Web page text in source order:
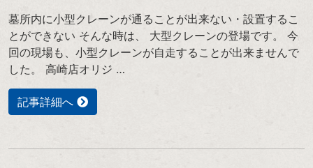
墓所内に小型クレーンが通ることが出来ない・設置するこ
とができない そんな時は、 大型クレーンの登場です。 今
回の現場も、小型クレーンが自走することが出来ませんで
した。 高崎店オリジ …
記事詳細へ